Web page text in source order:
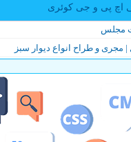
اچ پی و جی كوئری
مجلس
مجری و طراح انواع دیوار سبز